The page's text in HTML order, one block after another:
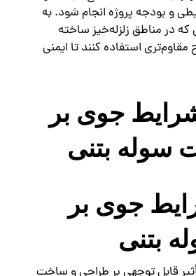
و بودجه پروژه انجام شود. به
که در مناطق زلزله‌خیز ساخته
استفاده کنند تا ایمنی
جوی بر
بتنی